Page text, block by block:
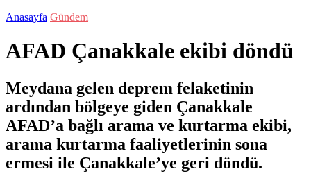
Anasayfa Gündem
AFAD Çanakkale ekibi döndü
Meydana gelen deprem felaketinin
ardından bölgeye giden Çanakkale
AFAD’a bağlı arama ve kurtarma ekibi,
arama kurtarma faaliyetlerinin sona
ermesi ile Çanakkale’ye geri döndü.